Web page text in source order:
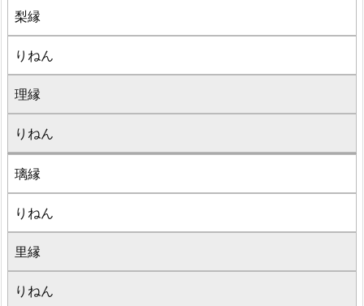
梨縁
りねん
理縁
りねん
璃縁
りねん
里縁
りねん